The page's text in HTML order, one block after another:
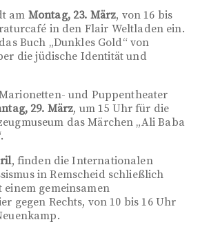
am Montag, 23. März, von 16 bis
in den Flair Weltladen ein.
Buch „Dunkles Gold“ von
die jüdische Identität und
und Puppentheater
29. März, um 15 Uhr für die
das Märchen „Ali Baba
, finden die Internationalen
in Remscheid schließlich
gemeinsamen
gegen Rechts, von 10 bis 16 Uhr